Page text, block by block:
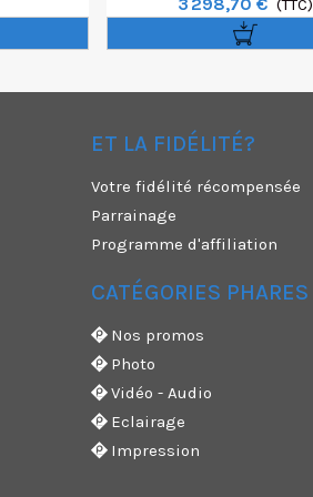
7.1 L IS USM(TTC)
ET LA FIDÉLITÉ?
Votre fidélité récompensée
Parrainage
Programme d'affiliation
CATÉGORIES PHARES
Nos promos
Photo
Vidéo - Audio
Eclairage
Impression